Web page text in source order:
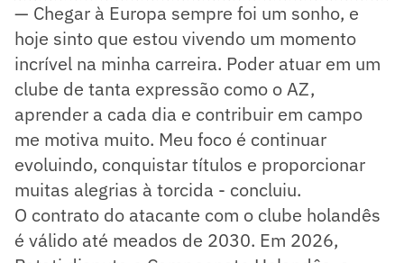
— Chegar à Europa sempre foi um sonho, e
hoje sinto que estou vivendo um momento
incrível na minha carreira. Poder atuar em um
clube de tanta expressão como o AZ,
aprender a cada dia e contribuir em campo
me motiva muito. Meu foco é continuar
evoluindo, conquistar títulos e proporcionar
muitas alegrias à torcida - concluiu.
O contrato do atacante com o clube holandês
é válido até meados de 2030. Em 2026,